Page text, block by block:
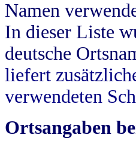
Namen
In dieser Liste
deutsche
liefert
verwendeten
Ortsangaben